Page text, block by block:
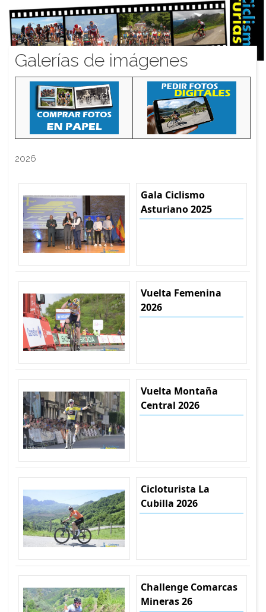
Galerías de imágenes
2026
Gala Ciclismo
Asturiano 2025
Vuelta Femenina
2026
Vuelta Montaña
Central 2026
Cicloturista La
Cubilla 2026
Challenge Comarcas
Mineras 26